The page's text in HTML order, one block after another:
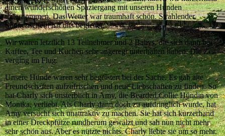
einen wunderschönen Spaziergang mit unseren Hunden
unternommen. Das Wetter war traumhaft schön. Strahlender
Sonnenschein hat uns begleitet.
Wir waren letztlich 13 Teilnehmer und 2 Babys, die sich dann bei
Kaffee, Tee und Kuchen sehr angeregt unterhalten haben. Die Zeit
verging im Flug.
Unsere Hunde waren sehr begeistert bei der Sache. Es gab alte
Freundschaften aufzufrischen und neue Liebschaften zu finden. So
hat Charly sich unsterblich in Amy, die Bearded Collie Hündin von
Monika, verliebt. Als Charly dann doch zu aufdringlich wurde, hat
Amy versucht sich unattraktiv zu machen. Sie hat sich kurzerhand
in einer Dreckpfütze rundherum gewälzt und sah nun nicht mehr
sehr schön aus. Aber es nützte nichts. Charly liebte sie um so mehr.